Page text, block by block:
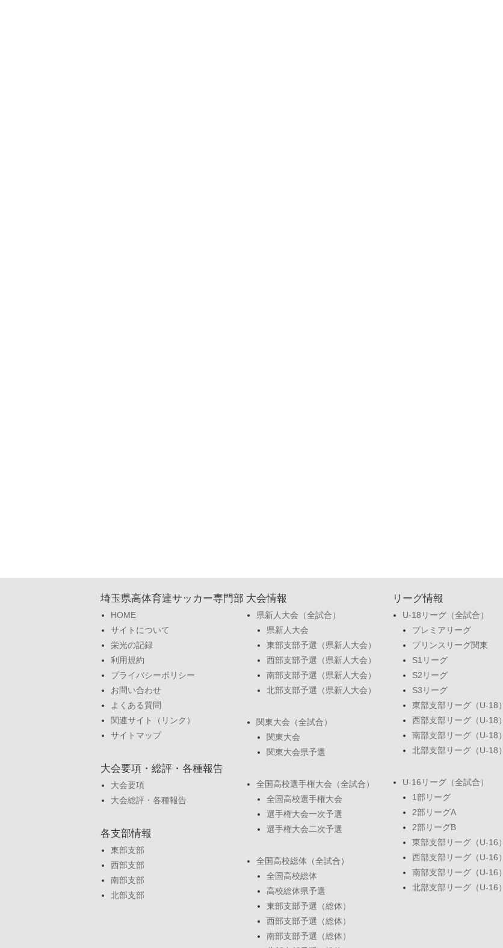
埼玉県高体育連サッカー専門部
HOME
サイトについて
栄光の記録
利用規約
プライバシーポリシー
お問い合わせ
よくある質問
関連サイト（リンク）
サイトマップ
大会要項・総評・各種報告
大会要項
大会総評・各種報告
各支部情報
東部支部
西部支部
南部支部
北部支部
大会情報
県新人大会（全試合）
県新人大会
東部支部予選（県新人大会）
西部支部予選（県新人大会）
南部支部予選（県新人大会）
北部支部予選（県新人大会）
関東大会（全試合）
関東大会
関東大会県予選
全国高校選手権大会（全試合）
全国高校選手権大会
選手権大会一次予選
選手権大会二次予選
全国高校総体（全試合）
全国高校総体
高校総体県予選
東部支部予選（総体）
西部支部予選（総体）
南部支部予選（総体）
リーグ情報
U-18リーグ（全試合）
プレミアリーグ
プリンスリーグ関東
S1リーグ
S2リーグ
S3リーグ
東部支部リーグ（U-18）
西部支部リーグ（U-18）
南部支部リーグ（U-18）
北部支部リーグ（U-18）
U-16リーグ（全試合）
1部リーグ
2部リーグA
2部リーグB
東部支部リーグ（U-16）
西部支部リーグ（U-16）
南部支部リーグ（U-16）
北部支部リーグ（U-16）